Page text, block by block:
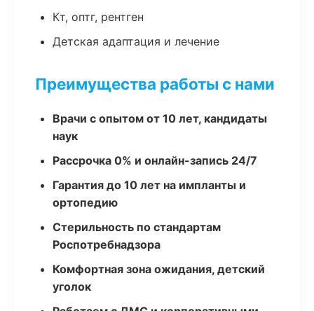
Кт, оптг, рентген
Детская адаптация и лечение
Преимущества работы с нами
Врачи с опытом от 10 лет, кандидаты
наук
Рассрочка 0% и онлайн-запись 24/7
Гарантия до 10 лет на импланты и
ортопедию
Стерильность по стандартам
Роспотребнадзора
Комфортная зона ожидания, детский
уголок